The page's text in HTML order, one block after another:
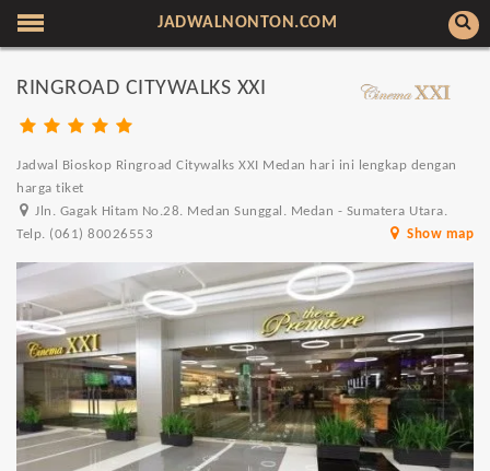
JADWALNONTON.COM
RINGROAD CITYWALKS XXI
Jadwal Bioskop Ringroad Citywalks XXI Medan hari ini lengkap dengan
harga tiket
Jln. Gagak Hitam No.28. Medan Sunggal. Medan - Sumatera Utara.
Telp. (061) 80026553
Show map